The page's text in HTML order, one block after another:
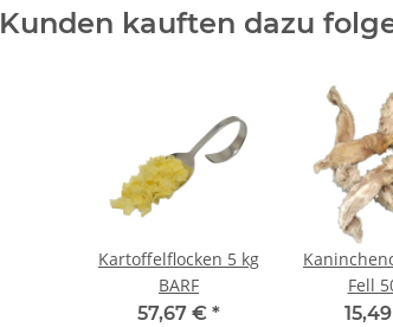
Kunden kauften dazu
Kartoffelflocken 5 kg
BARF
57,67 € *
Fell